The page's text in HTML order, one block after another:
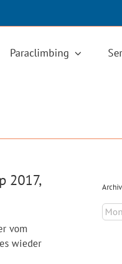
Paraclimbing
2017,
vom
wieder
Archiv